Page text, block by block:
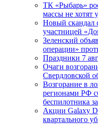
ТК «Рыбарь»
массы не хотят
Новый скандал
участницей
Зеленский
операции»
Праздники 7
Очаги
Свердловской
Возгорание в
регионами РФ
беспилотника
Акции Galaxy
квартального